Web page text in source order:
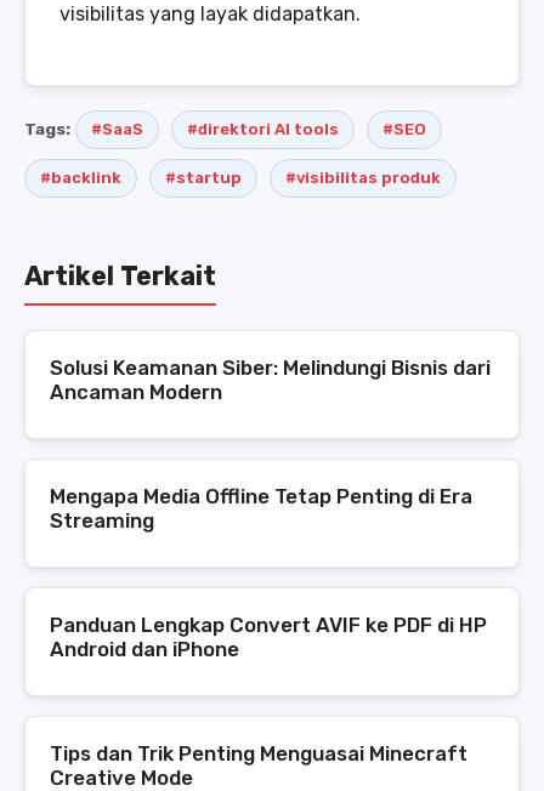
visibilitas yang layak didapatkan.
Tags: #SaaS #direktori AI tools #SEO
#backlink #startup #visibilitas produk
Artikel Terkait
Solusi Keamanan Siber: Melindungi Bisnis dari
Ancaman Modern
Mengapa Media Offline Tetap Penting di Era
Streaming
Panduan Lengkap Convert AVIF ke PDF di HP
Android dan iPhone
Tips dan Trik Penting Menguasai Minecraft
Creative Mode